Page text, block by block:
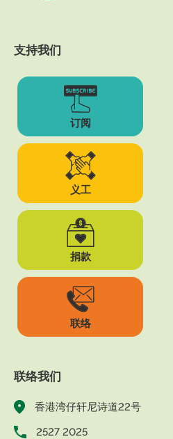
支持我们
订阅
义工
捐款
联络
联络我们
香港湾仔轩尼诗道22号
2527 2025